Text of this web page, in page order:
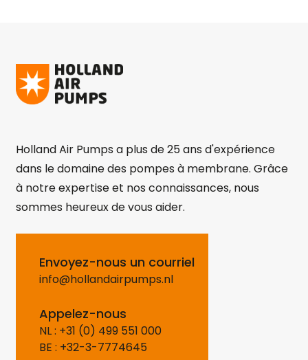
Holland Air Pumps a plus de 25 ans d'expérience
dans le domaine des pompes à membrane. Grâce
à notre expertise et nos connaissances, nous
sommes heureux de vous aider.
Envoyez-nous un courriel
info@hollandairpumps.nl
Appelez-nous
NL : +31 (0) 499 551 000
BE : +32-3-7774645